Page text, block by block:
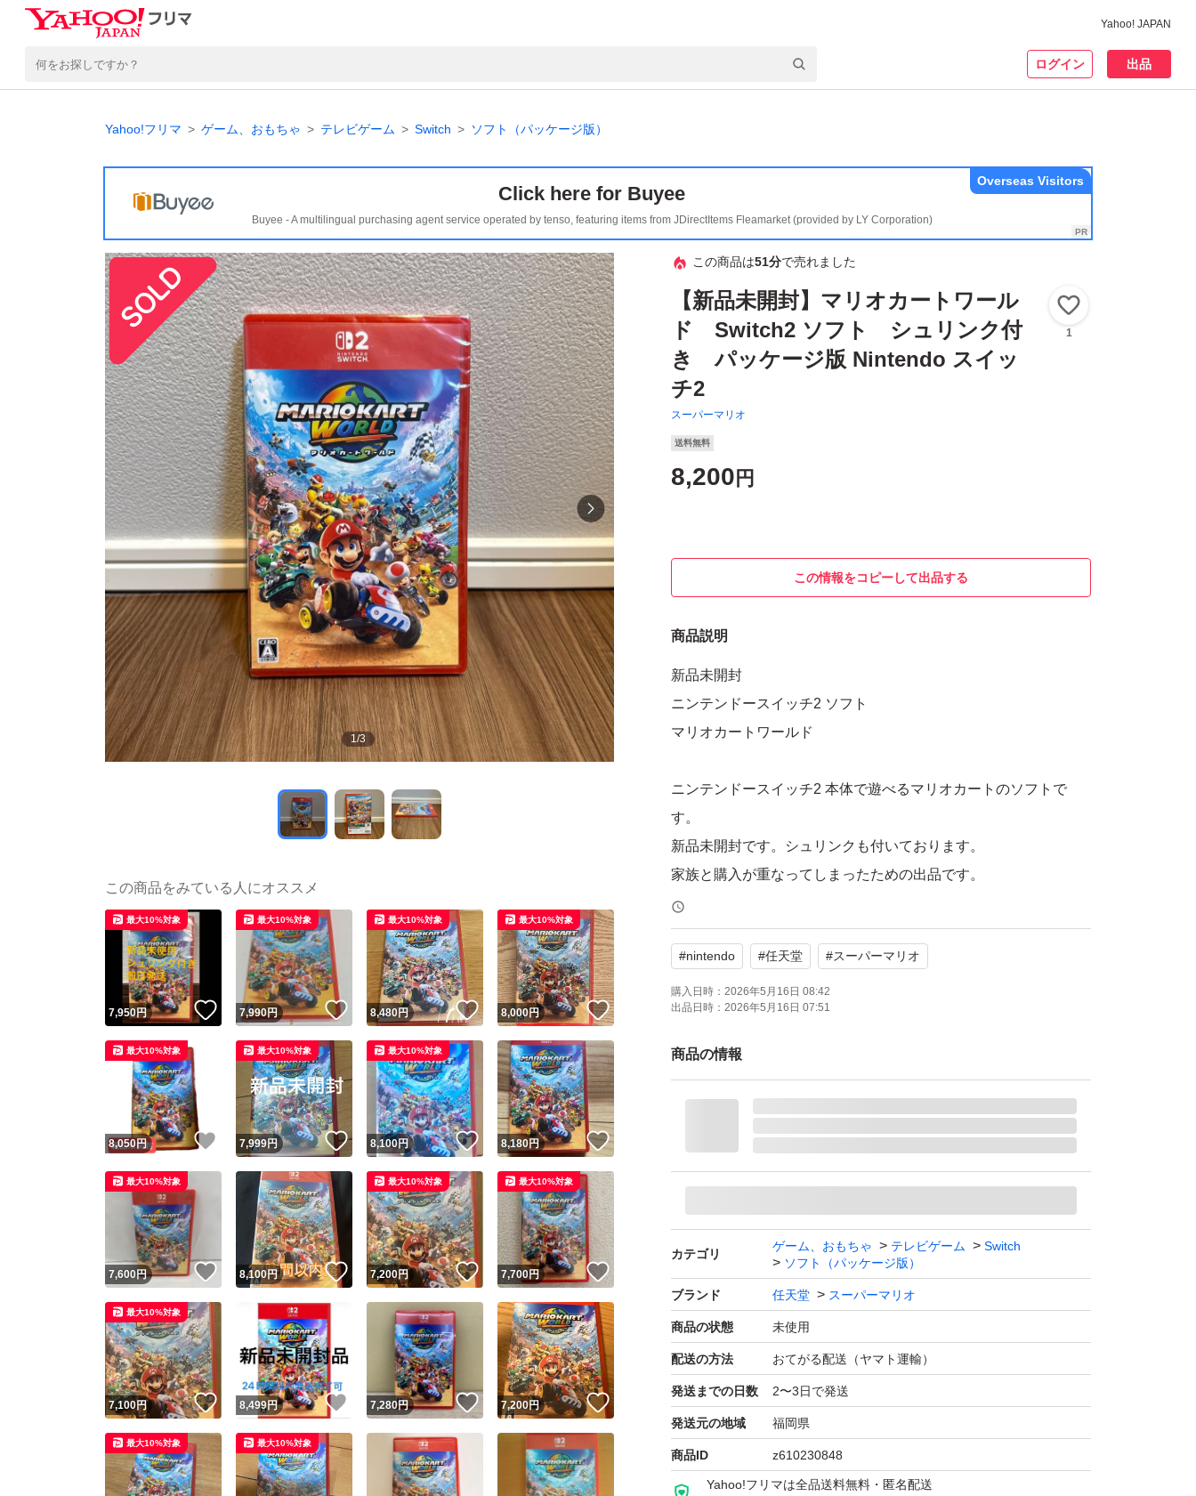
Yahoo! JAPAN
ログイン 出品
Yahoo!フリマ ゲーム、おもちゃ テレビゲーム Switch ソフト（パッケージ版）
Click here for Buyee
Buyee - A multilingual purchasing agent service operated by tenso, featuring items from JDirectItems Fleamarket (provided by LY Corporation)
Overseas Visitors
1/3
この商品は51分で売れました
【新品未開封】マリオカートワール
ド Switch2 ソフト シュリンク付
き パッケージ版 Nintendo スイッ
チ2
スーパーマリオ
1
送料無料
8,200 円
この情報をコピーして出品する
商品説明
新品未開封
ニンテンドースイッチ2 ソフト
マリオカートワールド
ニンテンドースイッチ2 本体で遊べるマリオカートのソフトで
す。
新品未開封です。シュリンクも付いております。
家族と購入が重なってしまったための出品です。
【Switch2】 マリオカート ワールド
ブランド：任天堂 スーパーマリオ
ゲームジャンル：レース
ソフトウェア対象年齢：全年齢対象
パッケージ種類：通常版
プレイモード：TVモード対応 テーブルモード対応 携帯モード対
#nintendo #任天堂 #スーパーマリオ
購入日時： 2026年5月16日 08:42
出品日時： 2026年5月16日 07:51
商品の情報
カテゴリ
ゲーム、おもちゃ テレビゲーム
Switch
ソフト（パッケージ版）
ブランド 任天堂 スーパーマリオ
商品の状態 未使用
配送の方法 おてがる配送（ヤマト運輸）
発送までの日数 2〜3日で発送
発送元の地域 福岡県
商品ID z610230848
Yahoo!フリマは全品送料無料・匿名配送
この商品をみている人にオススメ
7,950円 いいね！
最大10%対象
7,990円 いいね！
最大10%対象
8,480円 いいね！
最大10%対象
8,000円 いいね！
最大10%対象
8,050円 いいね！
最大10%対象
7,999円 いいね！
最大10%対象
8,100円 いいね！
最大10%対象
8,180円 いいね！
7,600円 いいね！
最大10%対象
8,100円 いいね！
7,200円 いいね！
最大10%対象
7,700円
最大10%対象
7,100円 いいね！
最大10%対象
8,499円 いいね！
7,280円 いいね！
7,200円
最大10%対象 最大10%対象